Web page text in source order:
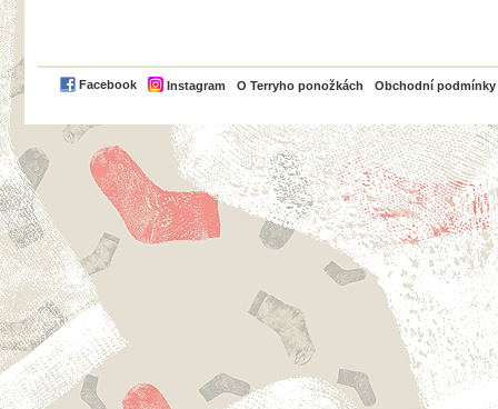
Facebook Instagram O Terryho ponožkách Obchodní podmínky
PayPal